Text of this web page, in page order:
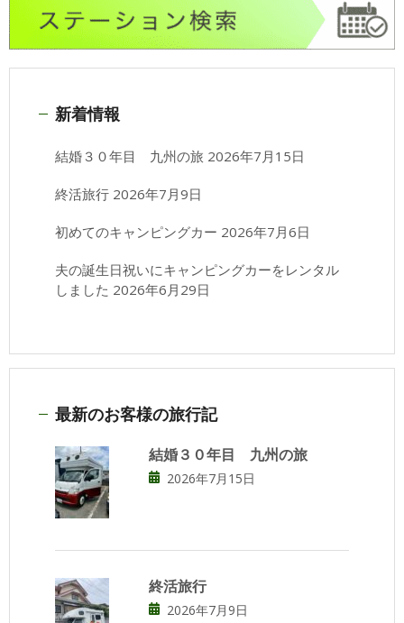
新着情報
結婚３０年目 九州の旅 2026年7月15日
終活旅行 2026年7月9日
初めてのキャンピングカー 2026年7月6日
夫の誕生日祝いにキャンピングカーをレンタル
しました 2026年6月29日
最新のお客様の旅行記
結婚３０年目 九州の旅
2026年7月15日
終活旅行
2026年7月9日